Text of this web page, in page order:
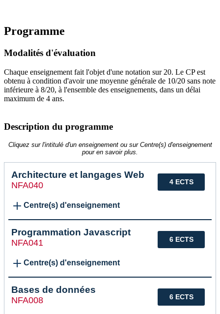
Programme
Modalités d'évaluation
Chaque enseignement fait l'objet d'une notation sur 20. Le CP est
obtenu à condition d'avoir une moyenne générale de 10/20 sans note
inférieure à 8/20, à l'ensemble des enseignements, dans un délai
maximum de 4 ans.
Description du programme
Cliquez sur l'intitulé d'un enseignement ou sur Centre(s) d'enseignement
pour en savoir plus.
4 ECTS
Architecture et langages Web
NFA040
Centre(s) d'enseignement
6 ECTS
Programmation Javascript
NFA041
Centre(s) d'enseignement
6 ECTS
Bases de données
NFA008